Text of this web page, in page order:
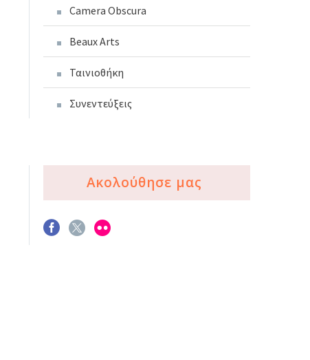
Camera Obscura
Beaux Arts
Ταινιοθήκη
Συνεντεύξεις
Ακολούθησε μας